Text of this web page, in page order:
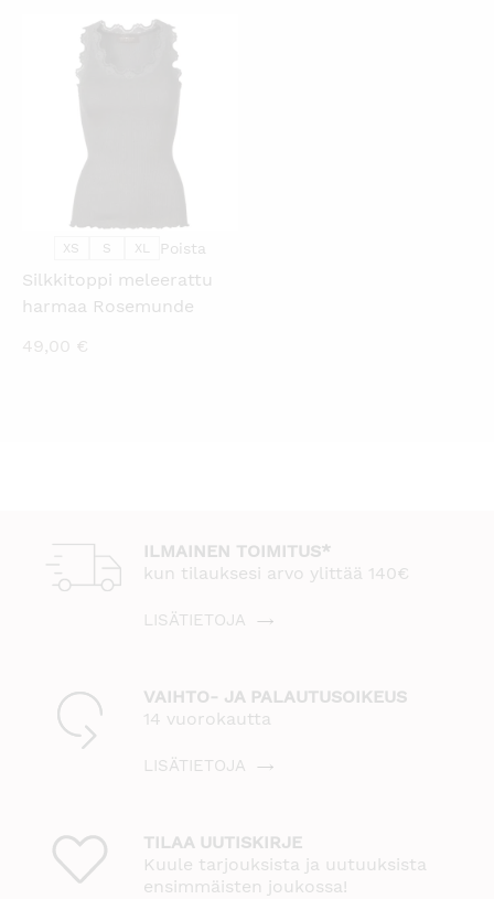
KATSO PIKANÄKYMÄ
XS S XL Poista
Silkkitoppi meleerattu
harmaa Rosemunde
49,00 €
ILMAINEN TOIMITUS*
kun tilauksesi arvo ylittää 140€
LISÄTIETOJA
VAIHTO- JA PALAUTUSOIKEUS
14 vuorokautta
LISÄTIETOJA
TILAA UUTISKIRJE
Kuule tarjouksista ja uutuuksista
ensimmäisten joukossa!